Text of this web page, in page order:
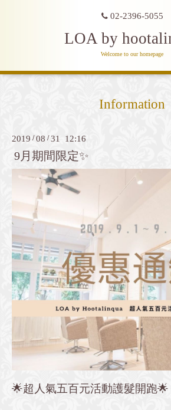
02-2396-5055
LOA by
Welcome to our homepage
Information
2019 /08 /31 12:16
9月期間限定✨
🌟超人氣五百元活動護髮開跑🌟